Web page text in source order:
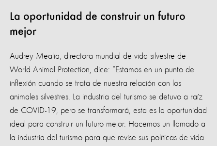
La oportunidad de construir un futuro
mejor
Audrey Mealia, directora mundial de vida silvestre de
World Animal Protection, dice: “Estamos en un punto de
inflexión cuando se trata de nuestra relación con los
animales silvestres. La industria del turismo se detuvo a raíz
de COVID-19, pero se transformará, esta es la oportunidad
ideal para construir un futuro mejor. Hacemos un llamado a
la industria del turismo para que revise sus políticas de vida